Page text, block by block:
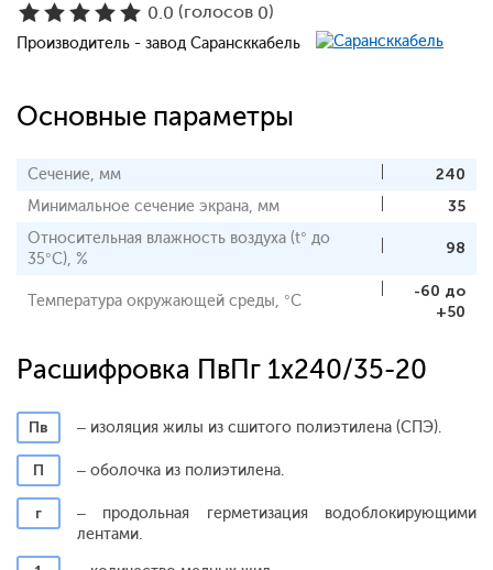
0.0 (голосов 0)
Производитель - завод Сарансккабель
Основные параметры
Сечение, мм
240
Минимальное сечение экрана, мм
35
Относительная влажность воздуха (t° до
35°С), %
98
Температура окружающей среды, °С
-60 до
+50
Расшифровка ПвПг 1x240/35-20
Пв – изоляция жилы из сшитого полиэтилена (СПЭ).
П – оболочка из полиэтилена.
г
– продольная герметизация водоблокирующими
лентами.